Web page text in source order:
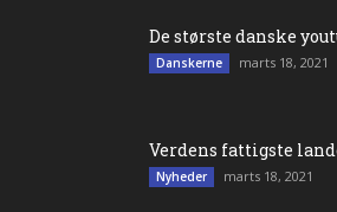
De største danske
Danskerne marts 18, 2021
Verdens fattigste
Nyheder marts 18, 2021